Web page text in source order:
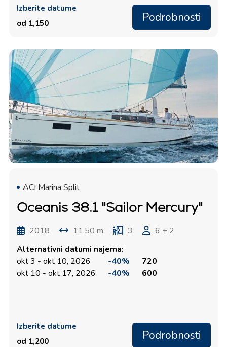
Izberite datume
od 1,150
Podrobnosti
ACI Marina Split
Oceanis 38.1 "Sailor Mercury"
2018 11.50 m 3
6 + 2
Alternativni datumi najema:
okt 3 - okt 10, 2026
-40%
720
okt 10 - okt 17, 2026
-40% 600
Izberite datume
od 1,200
Podrobnosti